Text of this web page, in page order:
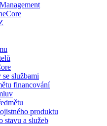
službami
financování
produktu
stavu a služeb